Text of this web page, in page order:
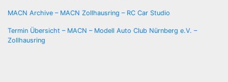
MACN Archive – MACN Zollhausring – RC Car Studio
Termin Übersicht – MACN – Modell Auto Club Nürnberg e.V. –
Zollhausring